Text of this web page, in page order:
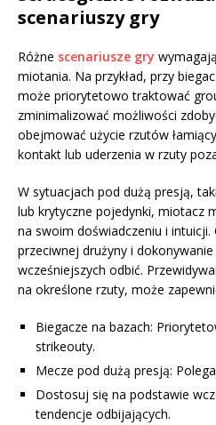
scenariuszy gry
Różne scenariusze gry
miotania. Na przykład, przy
może priorytetowo traktować
zminimalizować możliwości
obejmować użycie rzutów
kontakt lub uderzenia w rzuty
W sytuacjach pod dużą presją,
lub krytyczne pojedynki, miotacz
na swoim doświadczeniu i
przeciwnej drużyny i
wcześniejszych odbić.
na określone rzuty, może
Biegacze na bazach:
strikeouty.
Mecze pod dużą presją:
Dostosuj się na podstawie
tendencje odbijających.